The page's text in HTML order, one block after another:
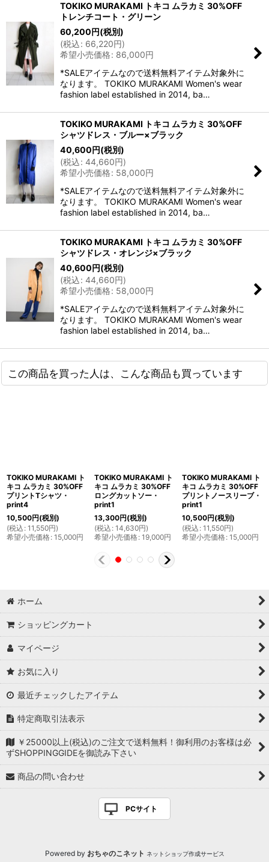
TOKIKO MURAKAMI トキコ ムラカミ 30%OFF
トレンチコート・グリーン
60,200円(税別)
(税込: 66,220円)
希望小売価格: 86,000円
*SALEアイテムなので送料無料アイテム対象外に
なります。 TOKIKO MURAKAMI Women's wear
fashion label established in 2014, ba…
TOKIKO MURAKAMI トキコ ムラカミ 30%OFF
シャツドレス・ブルー×ブラック
40,600円(税別)
(税込: 44,660円)
希望小売価格: 58,000円
*SALEアイテムなので送料無料アイテム対象外に
なります。 TOKIKO MURAKAMI Women's wear
fashion label established in 2014, ba…
TOKIKO MURAKAMI トキコ ムラカミ 30%OFF
シャツドレス・オレンジ×ブラック
40,600円(税別)
(税込: 44,660円)
希望小売価格: 58,000円
*SALEアイテムなので送料無料アイテム対象外に
なります。 TOKIKO MURAKAMI Women's wear
fashion label established in 2014, ba…
この商品を買った人は、こんな商品も買っています
TOKIKO MURAKAMI ト
キコ ムラカミ 30%OFF
プリントTシャツ・
print4
10,500円(税別)
(税込 : 11,550円)
希望小売価格: 15,000円
TOKIKO MURAKAMI ト
キコ ムラカミ 30%OFF
ロングカットソー・
print1
13,300円(税別)
(税込 : 14,630円)
希望小売価格: 19,000円
TOKIKO MURAKAMI ト
キコ ムラカミ 30%OFF
プリントノースリーブ・
print1
10,500円(税別)
(税込 : 11,550円)
希望小売価格: 15,000円
ホーム
ショッピングカート
マイページ
お気に入り
最近チェックしたアイテム
特定商取引法表示
￥25000以上(税込)のご注文で送料無料！御利用のお客様は必
ずSHOPPINGGIDEを御読み下さい
商品の問い合わせ
PCサイト
Powered by おちゃのこネット ネットショップ作成サービス